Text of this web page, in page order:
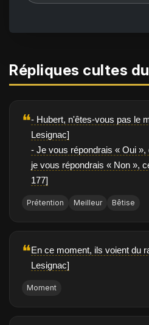
Répliques cultes
❝- Hubert, n'êtes-vous pas le
Lesignac]
- Je vous répondrais « Oui »,
je vous répondrais « Non »,
177]
Prétention Meilleur Bêtise
❝En ce moment, ils voient du
Lesignac]
Moment